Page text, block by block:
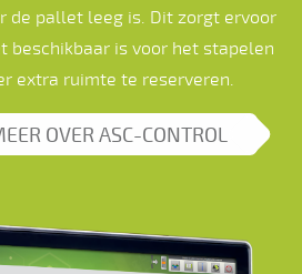
de pallet leeg is. Dit zorgt ervoor
beschikbaar is voor het stapelen
extra ruimte te reserveren.
OVER ASC-CONTROL